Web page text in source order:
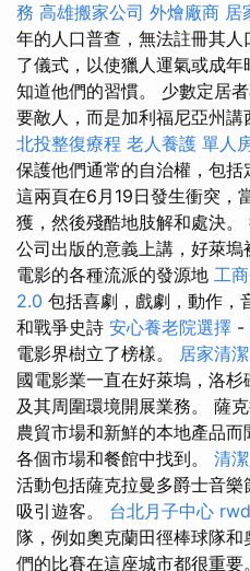
務 高雄搬家公司 外燴廠商 居
年的人口普查，無法註冊其人
了儀式，以使獵人運氣或成
知道他們的習慣。 少數定居
要敵人，而是加利福尼亞州講
北投整復療程 老人養護 單人
保護他們通常的自治權，包括
這兩頁在6月19日發生衝突，
獲，然後殘酷地肢解和處決
公司出版的意義上講，好萊塢
電影的各種流派的發源地 工
2.0 包括喜劇，戲劇，動作，
和戰爭史詩 安心養老院選擇 -
電影界樹立了榜樣。 居家清
國電影業一直在好萊塢，洛
及其周圍環境開展業務。 薩
農貿市場和新鮮的本地產品
各個市場和餐館中找到。 清
活動包括薩克拉曼多爵士音
吸引遊客。 台北月子中心 rwd
隊，例如奧克蘭田徑棒球隊
們的比賽在這座城市都很重要